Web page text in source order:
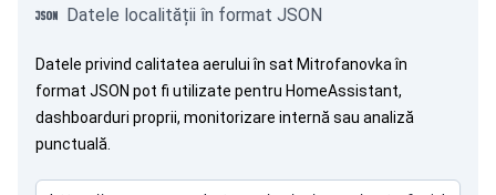
Datele localității în format JSON
Datele privind calitatea aerului în sat Mitrofanovka în
format JSON pot fi utilizate pentru HomeAssistant,
dashboarduri proprii, monitorizare internă sau analiză
punctuală.